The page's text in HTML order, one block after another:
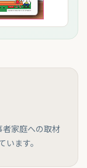
家庭への取材
ます。